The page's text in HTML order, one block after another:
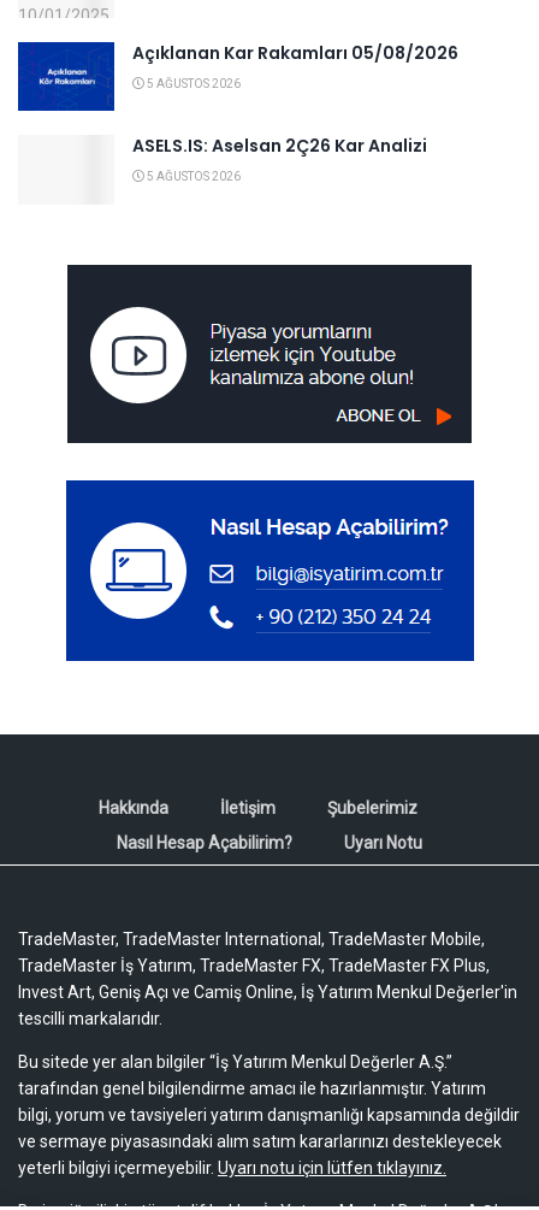
Açıklanan Kar Rakamları 05/08/2026
5 AĞUSTOS 2026
ASELS.IS: Aselsan 2Ç26 Kar Analizi
5 AĞUSTOS 2026
Hakkında İletişim
Şubelerimiz
Nasıl Hesap Açabilirim?
Uyarı Notu
TradeMaster, TradeMaster International, TradeMaster Mobile,
TradeMaster İş Yatırım, TradeMaster FX, TradeMaster FX Plus,
Invest Art, Geniş Açı ve Camiş Online, İş Yatırım Menkul Değerler'in
tescilli markalarıdır.
Bu sitede yer alan bilgiler “İş Yatırım Menkul Değerler A.Ş.”
tarafından genel bilgilendirme amacı ile hazırlanmıştır. Yatırım
bilgi, yorum ve tavsiyeleri yatırım danışmanlığı kapsamında değildir
ve sermaye piyasasındaki alım satım kararlarınızı destekleyecek
yeterli bilgiyi içermeyebilir. Uyarı notu için lütfen tıklayınız.